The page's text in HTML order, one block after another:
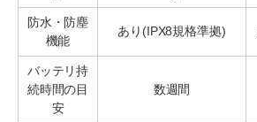
防水・防塵
機能
あり(IPX8規格準拠)
バッテリ持
続時間の目
安
数週間